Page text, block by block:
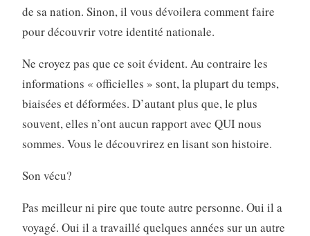
de sa nation. Sinon, il vous dévoilera comment faire
pour découvrir votre identité nationale.
Ne croyez pas que ce soit évident. Au contraire les
informations « officielles » sont, la plupart du temps,
biaisées et déformées. D’autant plus que, le plus
souvent, elles n’ont aucun rapport avec QUI nous
sommes. Vous le découvrirez en lisant son histoire.
Son vécu?
Pas meilleur ni pire que toute autre personne. Oui il a
voyagé. Oui il a travaillé quelques années sur un autre